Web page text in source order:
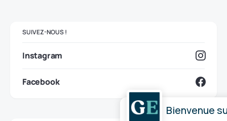
SUIVEZ-NOUS !
Instagram
Facebook
Bienvenue